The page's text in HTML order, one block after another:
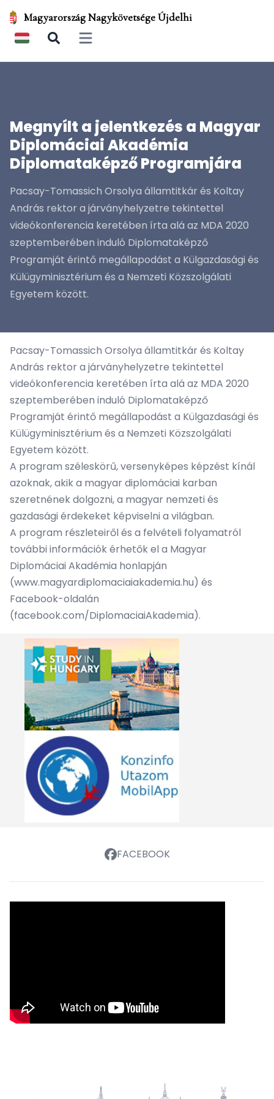
Magyarország Nagykövetsége Újdelhi
Open main menu
Megnyílt a jelentkezés a Magyar
Diplomáciai Akadémia
Diplomataképző Programjára
Pacsay-Tomassich Orsolya államtitkár és Koltay
András rektor a járványhelyzetre tekintettel
videókonferencia keretében írta alá az MDA 2020
szeptemberében induló Diplomataképző
Programját érintő megállapodást a Külgazdasági és
Külügyminisztérium és a Nemzeti Közszolgálati
Egyetem között.
Pacsay-Tomassich Orsolya államtitkár és Koltay
András rektor a járványhelyzetre tekintettel
videókonferencia keretében írta alá az MDA 2020
szeptemberében induló Diplomataképző
Programját érintő megállapodást a Külgazdasági és
Külügyminisztérium és a Nemzeti Közszolgálati
Egyetem között.
A program széleskörű, versenyképes képzést kínál
azoknak, akik a magyar diplomáciai karban
szeretnének dolgozni, a magyar nemzeti és
gazdasági érdekeket képviselni a világban.
A program részleteiről és a felvételi folyamatról
további információk érhetők el a Magyar
Diplomáciai Akadémia honlapján
(www.magyardiplomaciaiakademia.hu) és
Facebook-oldalán
(facebook.com/DiplomaciaiAkademia).
FACEBOOK